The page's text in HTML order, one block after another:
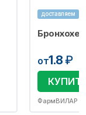
доставляем
от1.8₽
ФармВИЛАР